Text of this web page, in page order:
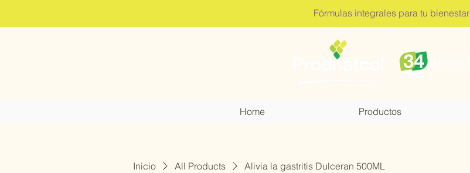
Fórmulas integrales para tu bienestar
Home Productos
Inicio All Products Alivia la gastritis Dulceran 500ML